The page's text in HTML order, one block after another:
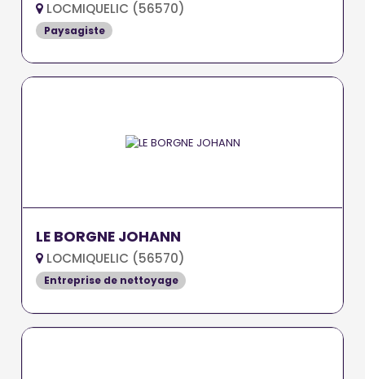
LOCMIQUELIC (56570)
Paysagiste
LE BORGNE JOHANN
LOCMIQUELIC (56570)
Entreprise de nettoyage